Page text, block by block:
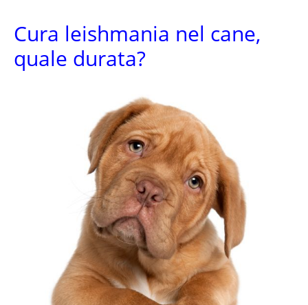
Cura leishmania nel cane,
quale durata?